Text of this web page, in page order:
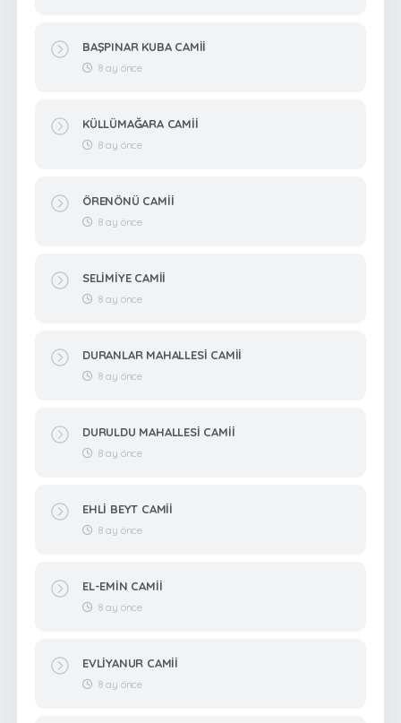
BAŞPINAR KUBA CAMİİ
8 ay önce
KÜLLÜMAĞARA CAMİİ
8 ay önce
ÖRENÖNÜ CAMİİ
8 ay önce
SELİMİYE CAMİİ
8 ay önce
DURANLAR MAHALLESİ CAMİİ
8 ay önce
DURULDU MAHALLESİ CAMİİ
8 ay önce
EHLİ BEYT CAMİİ
8 ay önce
EL-EMİN CAMİİ
8 ay önce
EVLİYANUR CAMİİ
8 ay önce